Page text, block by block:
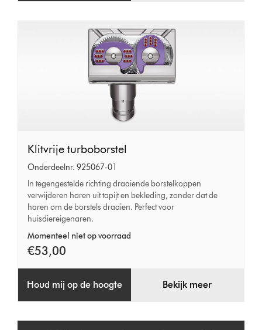
Klitvrije
turboborstel
Klitvrije turboborstel
Onderdeelnr. 925067-01
In tegengestelde richting draaiende borstelkoppen
verwijderen haren uit tapijt en bekleding, zonder dat de
haren om de borstels draaien. Perfect voor
huisdiereigenaren.
Momenteel niet op voorraad
€53,00
Houd mij op de hoogte Bekijk meer